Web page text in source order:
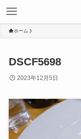
ホーム
DSCF5698
2023年12月5日